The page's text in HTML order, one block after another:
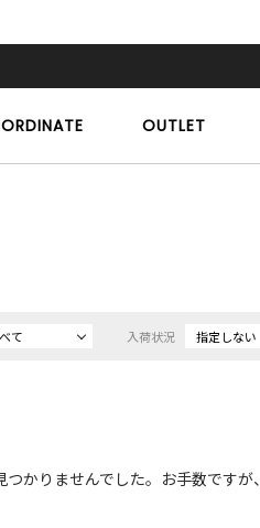
OUTLET
て 入荷状況 指定しない
かりませんでした。お手数ですが